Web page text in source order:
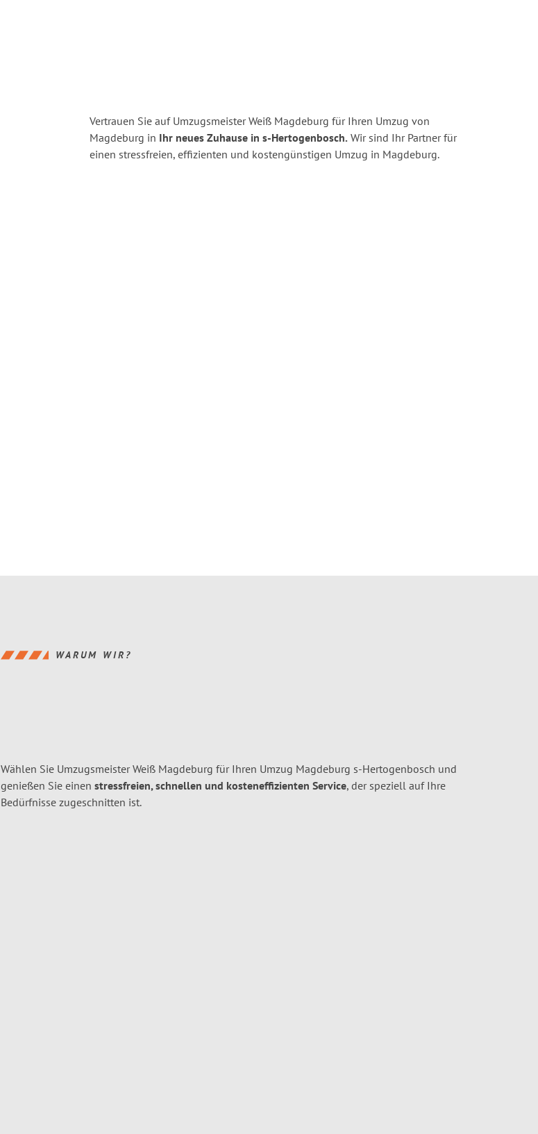
Vertrauen Sie auf Umzugsmeister Weiß Magdeburg für Ihren Umzug von
Magdeburg in Ihr neues Zuhause in s-Hertogenbosch. Wir sind Ihr Partner für
einen stressfreien, effizienten und kostengünstigen Umzug in Magdeburg.
WARUM WIR?
Wählen Sie Umzugsmeister Weiß Magdeburg für Ihren Umzug Magdeburg s-Hertogenbosch und
genießen Sie einen stressfreien, schnellen und kosteneffizienten Service, der speziell auf Ihre
Bedürfnisse zugeschnitten ist.